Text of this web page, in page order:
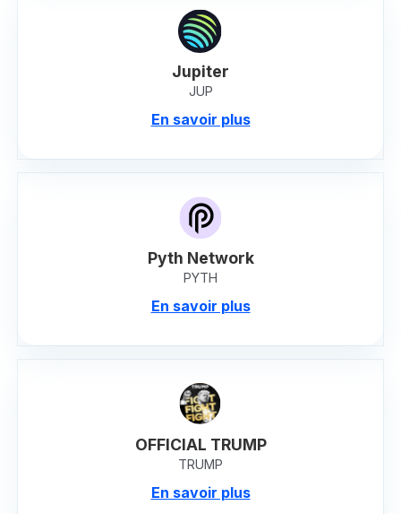
Jupiter
JUP
En savoir plus
Pyth Network
PYTH
En savoir plus
OFFICIAL TRUMP
TRUMP
En savoir plus